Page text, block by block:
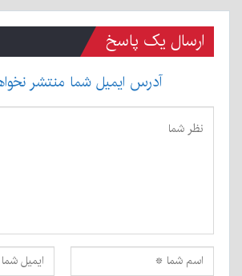
ارسال یک پاسخ
آدرس ایمیل شما منتشر